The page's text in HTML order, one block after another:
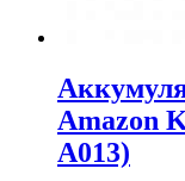
Amazon
A013)